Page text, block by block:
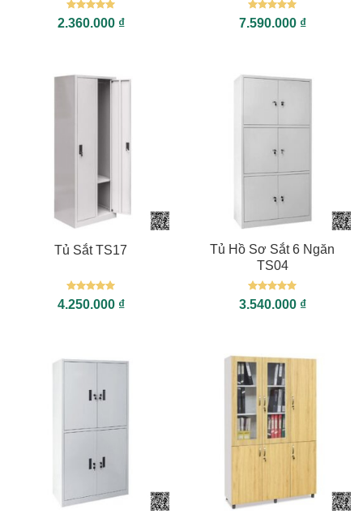
Được xếp
hạng55
2.360.000 ₫
Được xếp
hạng55
7.590.000 ₫
Tủ Sắt TS17
Được xếp
hạng55
4.250.000 ₫
Tủ Hồ Sơ Sắt 6 Ngăn
TS04
Được xếp
hạng55
3.540.000 ₫